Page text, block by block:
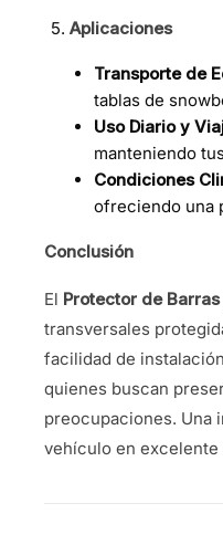
Aplicaciones
Transporte de
tablas de
Uso Diario y
manteniendo
Condiciones
ofreciendo una
Conclusión
El Protector de
transversales
facilidad de
quienes buscan
preocupaciones. Una
vehículo en excelente